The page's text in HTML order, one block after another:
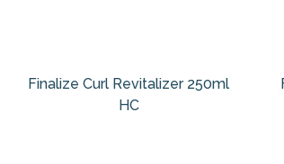
Finalize Curl Revitalizer 250ml
HC